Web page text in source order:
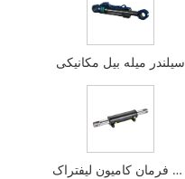
سیلندر میله بیل مکانیکی
استوانه هیدرولیک فرمان کامیون لیفتراک